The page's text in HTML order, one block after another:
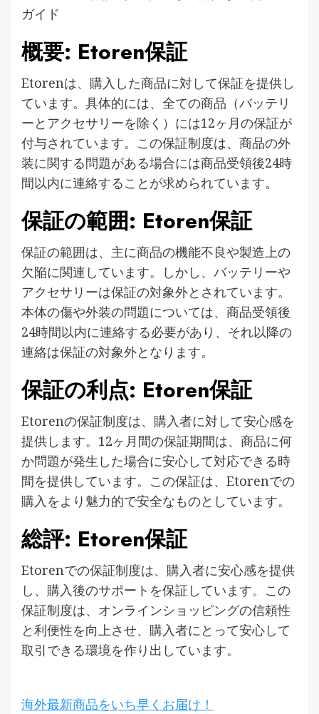
ガイド
概要: Etoren保証
Etorenは、購入した商品に対して保証を提供し
ています。具体的には、全ての商品（バッテリ
ーとアクセサリーを除く）には12ヶ月の保証が
付与されています。この保証制度は、商品の外
装に関する問題がある場合には商品受領後24時
間以内に連絡することが求められています​​。
保証の範囲: Etoren保証
保証の範囲は、主に商品の機能不良や製造上の
欠陥に関連しています。しかし、バッテリーや
アクセサリーは保証の対象外とされています。
本体の傷や外装の問題については、商品受領後
24時間以内に連絡する必要があり、それ以降の
連絡は保証の対象外となります​​。
保証の利点: Etoren保証
Etorenの保証制度は、購入者に対して安心感を
提供します。12ヶ月間の保証期間は、商品に何
か問題が発生した場合に安心して対応できる時
間を提供しています​​。この保証は、Etorenでの
購入をより魅力的で安全なものとしています。
総評: Etoren保証
Etorenでの保証制度は、購入者に安心感を提供
し、購入後のサポートを保証しています。この
保証制度は、オンラインショッピングの信頼性
と利便性を向上させ、購入者にとって安心して
取引できる環境を作り出しています。
海外最新商品をいち早くお届け！